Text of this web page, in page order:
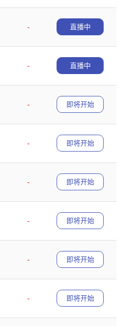
-
直播中
-
直播中
-
即将开始
-
即将开始
-
即将开始
-
即将开始
-
即将开始
-
即将开始